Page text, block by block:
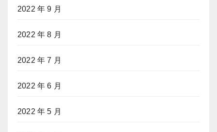
2022 年 9 月
2022 年 8 月
2022 年 7 月
2022 年 6 月
2022 年 5 月